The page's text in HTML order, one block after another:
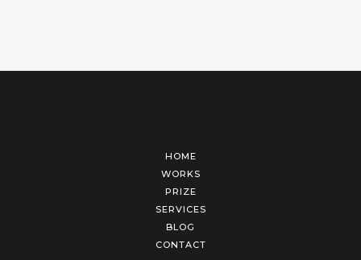
HOME
WORKS
PRIZE
SERVICES
BLOG
CONTACT